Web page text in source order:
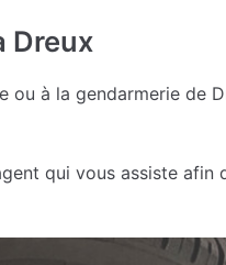
Dreux
ou à la gendarmerie de
qui vous assiste afin